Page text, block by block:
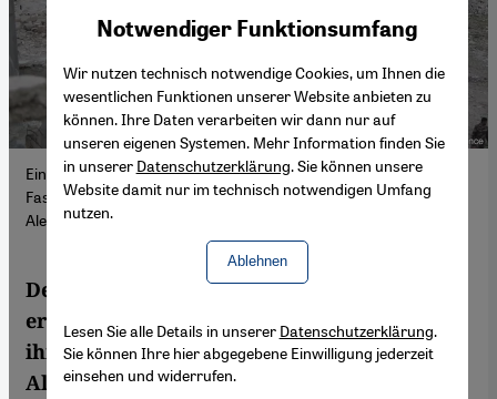
Eine mit Katastrophen vertraute Stadt: Abendliches
Fastenbrechen im auch von russischen Bomben zerstörten
Aleppo, aufgenommen Ende April (Foto: picture-alliance)
Der syrische Schriftsteller Khaled Khalifa
erzählt in seinem Roman „Keiner betete an
ihren Gräbern“ die jüngere Geschichte
Aleppos. Joseph Croitoru stellt den Roman
Notwendiger Funktionsumfang
Wir nutzen technisch notwendige Cookies, um Ihnen die
wesentlichen Funktionen unserer Website anbieten zu
können. Ihre Daten verarbeiten wir dann nur auf
unseren eigenen Systemen. Mehr Information finden Sie
in unserer Datenschutzerklärung. Sie können unsere
Website damit nur im technisch notwendigen Umfang
nutzen.
Ablehnen
Google Maps Embed
Lesen Sie alle Details in unserer Datenschutzerklärung.
Sie können Ihre hier abgegebene Einwilligung jederzeit
einsehen und widerrufen.